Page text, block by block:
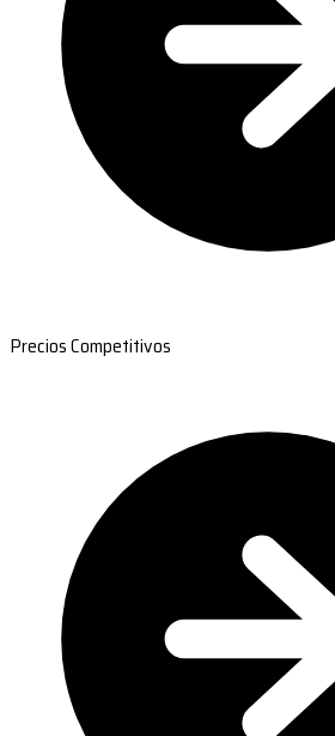
Precios Competitivos